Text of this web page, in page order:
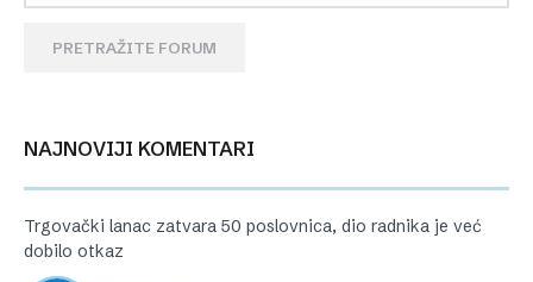
PRETRAŽITE FORUM
NAJNOVIJI KOMENTARI
Trgovački lanac zatvara 50 poslovnica, dio radnika je već
dobilo otkaz